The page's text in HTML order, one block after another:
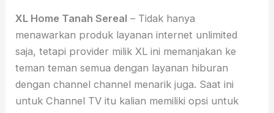
XL Home Tanah Sereal – Tidak hanya
menawarkan produk layanan internet unlimited
saja, tetapi provider milik XL ini memanjakan ke
teman teman semua dengan layanan hiburan
dengan channel channel menarik juga. Saat ini
untuk Channel TV itu kalian memiliki opsi untuk